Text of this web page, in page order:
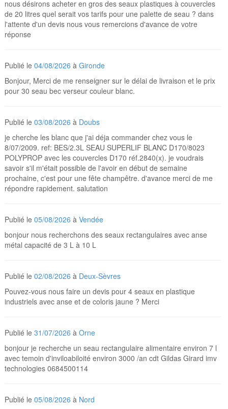
nous désirons acheter en gros des seaux plastiques à couvercles
de 20 litres quel serait vos tarifs pour une palette de seau ? dans
l'attente d'un devis nous vous remercions d'avance de votre
réponse
Publié le04/08/2026 àGironde
Bonjour, Merci de me renseigner sur le délai de livraison et le prix
pour 30 seau bec verseur couleur blanc.
Publié le03/08/2026 à Doubs
je cherche les blanc que j'ai déja commander chez vous le
8/07/2009. ref: BES/2.3L SEAU SUPERLIF BLANC D170/8023
POLYPROP avec les couvercles D170 réf.2840(x). je voudrais
savoir s'il m'était possible de l'avoir en début de semaine
prochaine, c'est pour une fête champêtre. d'avance merci de me
répondre rapidement. salutation
Publié le05/08/2026 àVendée
bonjour nous recherchons des seaux rectangulaires avec anse
métal capacité de 3 L à 10 L
Publié le02/08/2026 à Deux-Sèvres
Pouvez-vous nous faire un devis pour 4 seaux en plastique
industriels avec anse et de coloris jaune ? Merci
Publié le31/07/2026 àOrne
bonjour je recherche un seau rectangulaire alimentaire environ 7 l
avec temoin d'inviloabiloité environ 3000 /an cdt Gildas Girard imv
technologies 0684500114
Publié le05/08/2026 à Nord